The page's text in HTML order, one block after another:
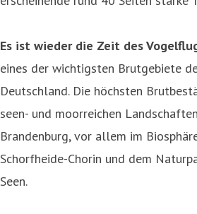
Es ist wieder die Zeit des
eines der wichtigsten Brutgebiete
Deutschland. Die höchsten
seen- und moorreichen
Brandenburg, vor allem im
Schorfheide-Chorin und dem
Seen.